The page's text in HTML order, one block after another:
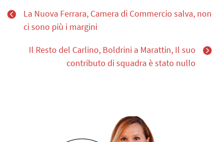
La Nuova Ferrara, Camera di Commercio salva, non
ci sono più i margini
Il Resto del Carlino, Boldrini a Marattin, Il suo
contributo di squadra è stato nullo